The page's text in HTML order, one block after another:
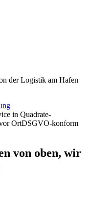
der Logistik am Hafen
in Quadrate-
OrtDSGVO-konform
von oben, wir